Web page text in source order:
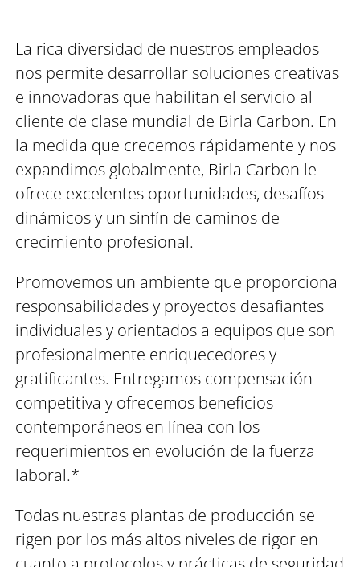
La rica diversidad de nuestros empleados
nos permite desarrollar soluciones creativas
e innovadoras que habilitan el servicio al
cliente de clase mundial de Birla Carbon. En
la medida que crecemos rápidamente y nos
expandimos globalmente, Birla Carbon le
ofrece excelentes oportunidades, desafíos
dinámicos y un sinfín de caminos de
crecimiento profesional.
Promovemos un ambiente que proporciona
responsabilidades y proyectos desafiantes
individuales y orientados a equipos que son
profesionalmente enriquecedores y
gratificantes. Entregamos compensación
competitiva y ofrecemos beneficios
contemporáneos en línea con los
requerimientos en evolución de la fuerza
laboral.*
Todas nuestras plantas de producción se
rigen por los más altos niveles de rigor en